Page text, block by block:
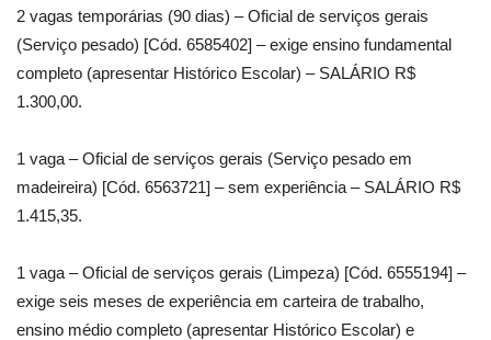
2 vagas temporárias (90 dias) – Oficial de serviços gerais
(Serviço pesado) [Cód. 6585402] – exige ensino fundamental
completo (apresentar Histórico Escolar) – SALÁRIO R$
1.300,00.
1 vaga – Oficial de serviços gerais (Serviço pesado em
madeireira) [Cód. 6563721] – sem experiência – SALÁRIO R$
1.415,35.
1 vaga – Oficial de serviços gerais (Limpeza) [Cód. 6555194] –
exige seis meses de experiência em carteira de trabalho,
ensino médio completo (apresentar Histórico Escolar) e